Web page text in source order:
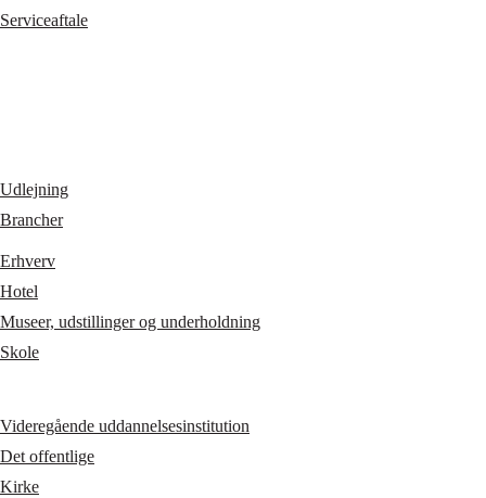
Serviceaftale
Udlejning
Brancher
Erhverv
Hotel
Museer, udstillinger og underholdning
Skole
Videregående uddannelsesinstitution
Det offentlige
Kirke